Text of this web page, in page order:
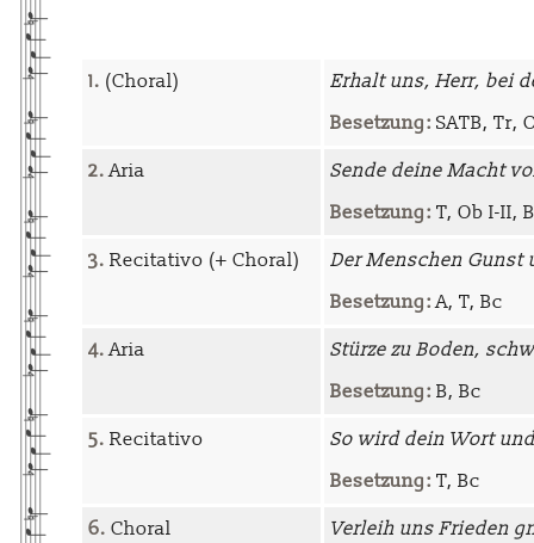
1. (Choral)
Erhalt uns, Herr, bei
Besetzung: SATB, Tr,
2.Aria
Sende deine Macht
Besetzung: T, Ob I-II,
3. Recitativo (+ Choral)
Der Menschen
Besetzung:A, T, Bc
4.Aria
Stürze zu Boden,
Besetzung: B, Bc
5. Recitativo
So wird dein Wort
Besetzung: T, Bc
6. Choral
Verleih uns Frieden